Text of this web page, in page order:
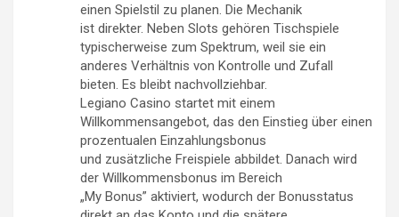
einen Spielstil zu planen. Die Mechanik
ist direkter. Neben Slots gehören Tischspiele
typischerweise zum Spektrum, weil sie ein
anderes Verhältnis von Kontrolle und Zufall
bieten. Es bleibt nachvollziehbar.
Legiano Casino startet mit einem
Willkommensangebot, das den Einstieg über einen
prozentualen Einzahlungsbonus
und zusätzliche Freispiele abbildet. Danach wird
der Willkommensbonus im Bereich
„My Bonus” aktiviert, wodurch der Bonusstatus